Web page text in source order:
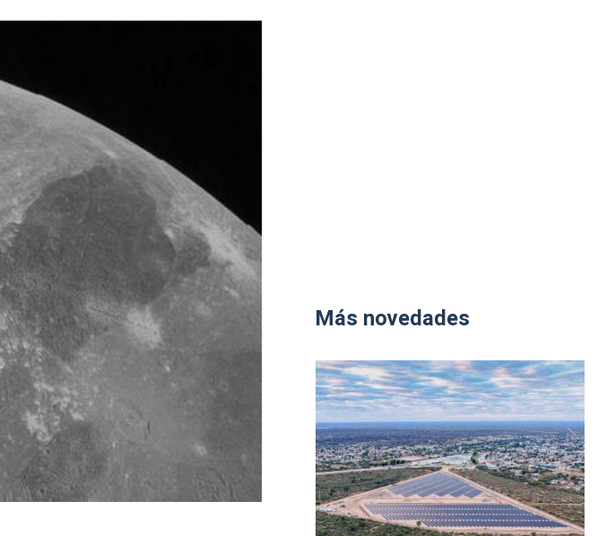
Más novedades